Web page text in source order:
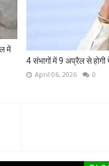
में
4 संभागों में 9 अप्रैल से
April 06, 2026 0